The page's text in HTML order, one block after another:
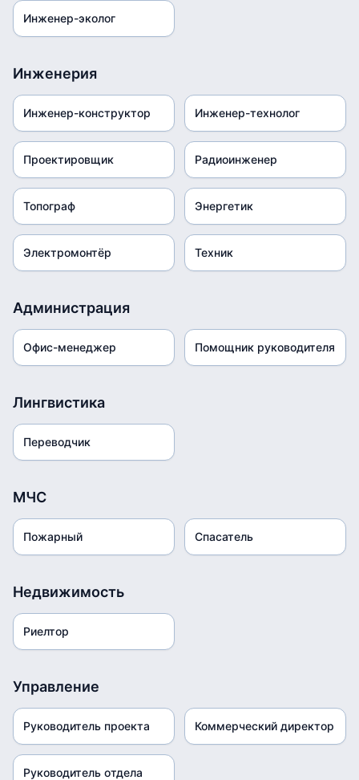
Инженер-эколог
Инженерия
Инженер-конструктор Инженер-технолог
Проектировщик Радиоинженер
Топограф Энергетик
Электромонтёр Техник
Администрация
Офис-менеджер Помощник руководителя
Лингвистика
Переводчик
МЧС
Пожарный Спасатель
Недвижимость
Риелтор
Управление
Руководитель проекта Коммерческий директор
Руководитель отдела